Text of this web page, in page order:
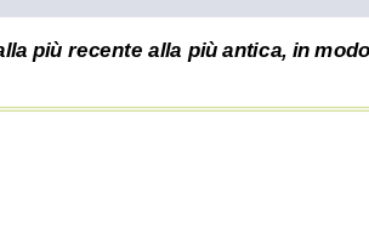
più recente alla più antica, in